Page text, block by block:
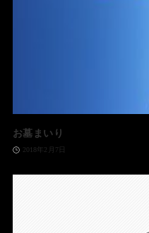
お墓まいり
2018年2月7日